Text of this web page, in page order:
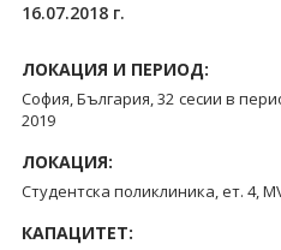
16.07.2018 г.
ЛОКАЦИЯ И ПЕРИОД:
София, България, 32 сесии в
2019
ЛОКАЦИЯ:
Студентска поликлиника, ет. 4,
КАПАЦИТЕТ: